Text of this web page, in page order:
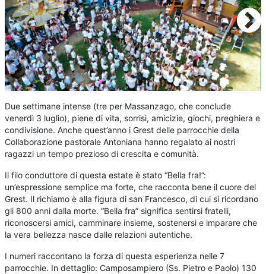
Due settimane intense (tre per Massanzago, che conclude
venerdì 3 luglio), piene di vita, sorrisi, amicizie, giochi, preghiera e
condivisione. Anche quest’anno i Grest delle parrocchie della
Collaborazione pastorale Antoniana hanno regalato ai nostri
ragazzi un tempo prezioso di crescita e comunità.
Il filo conduttore di questa estate è stato “Bella fra!”:
un’espressione semplice ma forte, che racconta bene il cuore del
Grest. Il richiamo è alla figura di san Francesco, di cui si ricordano
gli 800 anni dalla morte. “Bella fra” significa sentirsi fratelli,
riconoscersi amici, camminare insieme, sostenersi e imparare che
la vera bellezza nasce dalle relazioni autentiche.
I numeri raccontano la forza di questa esperienza nelle 7
parrocchie. In dettaglio: Camposampiero (Ss. Pietro e Paolo) 130